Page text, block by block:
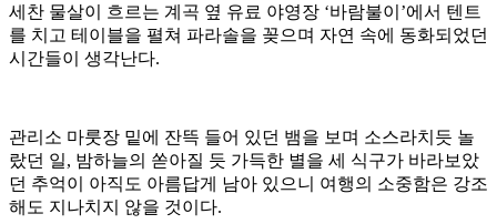
세찬 물살이 흐르는 계곡 옆 유료 야영장 ‘바람불이’에서 텐트
를 치고 테이블을 펼쳐 파라솔을 꽂으며 자연 속에 동화되었던
시간들이 생각난다.
관리소 마룻장 밑에 잔뜩 들어 있던 뱀을 보며 소스라치듯 놀
랐던 일, 밤하늘의 쏟아질 듯 가득한 별을 세 식구가 바라보았
던 추억이 아직도 아름답게 남아 있으니 여행의 소중함은 강조
해도 지나치지 않을 것이다.